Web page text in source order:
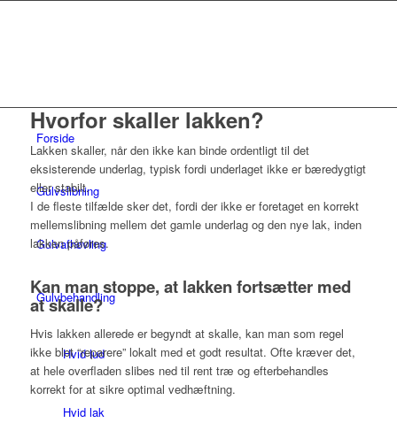
Forside
Gulvslibning
Gulvafhøvling
Gulvbehandling
Hvid lud
Hvid lak
Hvorfor skaller lakken?
Lakken skaller, når den ikke kan binde ordentligt til det
eksisterende underlag, typisk fordi underlaget ikke er bæredygtigt
eller stabilt.
I de fleste tilfælde sker det, fordi der ikke er foretaget en korrekt
mellemslibning mellem det gamle underlag og den nye lak, inden
lakken påføres.
Kan man stoppe, at lakken fortsætter med
at skalle?
Hvis lakken allerede er begyndt at skalle, kan man som regel
ikke blot “reparere” lokalt med et godt resultat. Ofte kræver det,
at hele overfladen slibes ned til rent træ og efterbehandles
korrekt for at sikre optimal vedhæftning.